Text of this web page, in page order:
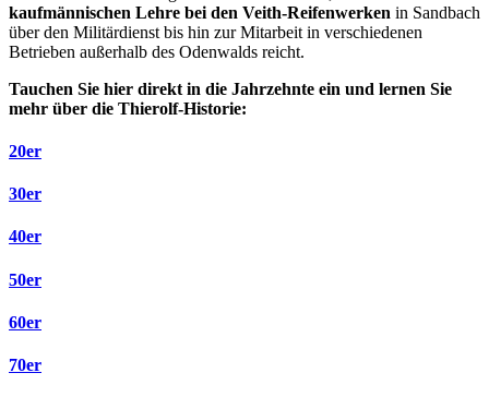
kaufmännischen Lehre bei den Veith-Reifenwerken in Sandbach
über den Militärdienst bis hin zur Mitarbeit in verschiedenen
Betrieben außerhalb des Odenwalds reicht.
Tauchen Sie hier direkt in die Jahrzehnte ein und lernen Sie
mehr über die Thierolf-Historie:
20er
30er
40er
50er
60er
70er